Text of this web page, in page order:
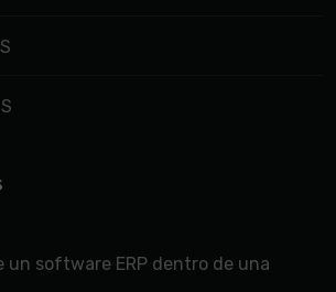
un software ERP dentro de una